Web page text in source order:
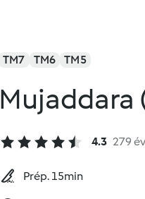
TM7 TM6 TM5
Mujaddara
4.3 279
Prép. 15min